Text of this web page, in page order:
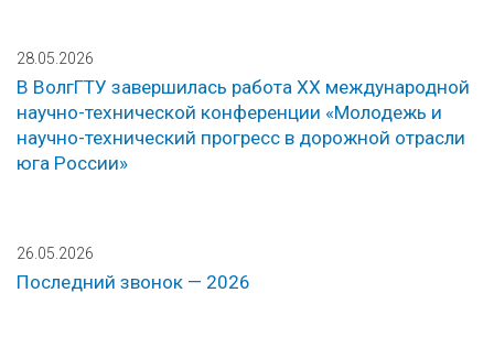
28.05.2026
В ВолгГТУ завершилась работа ХX международной
научно-технической конференции «Молодежь и
научно-технический прогресс в дорожной отрасли
юга России»
26.05.2026
Последний звонок — 2026